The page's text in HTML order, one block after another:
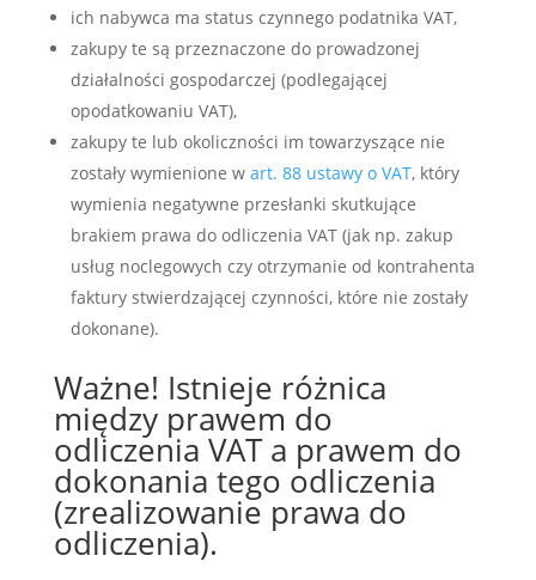
ich nabywca ma status czynnego podatnika VAT,
zakupy te są przeznaczone do prowadzonej
działalności gospodarczej (podlegającej
opodatkowaniu VAT),
zakupy te lub okoliczności im towarzyszące nie
zostały wymienione w art. 88 ustawy o VAT, który
wymienia negatywne przesłanki skutkujące
brakiem prawa do odliczenia VAT (jak np. zakup
usług noclegowych czy otrzymanie od kontrahenta
faktury stwierdzającej czynności, które nie zostały
dokonane).
Ważne! Istnieje różnica
między prawem do
odliczenia VAT a prawem do
dokonania tego odliczenia
(zrealizowanie prawa do
odliczenia).